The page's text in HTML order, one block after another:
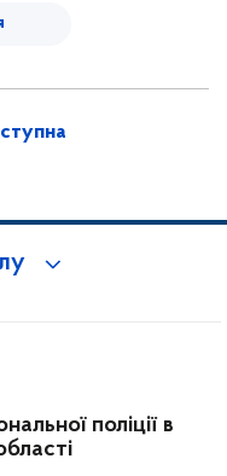
поліції в